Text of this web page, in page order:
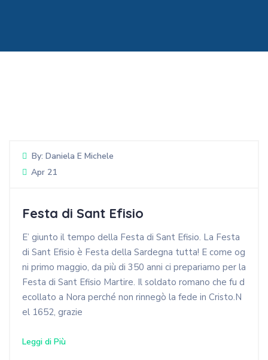
By: Daniela E Michele
Apr 21
Festa di Sant Efisio
E’ giunto il tempo della Festa di Sant Efisio. La Festa
di Sant Efisio è Festa della Sardegna tutta! E come og
ni primo maggio, da più di 350 anni ci prepariamo per la
Festa di Sant Efisio Martire. Il soldato romano che fu d
ecollato a Nora perché non rinnegò la fede in Cristo.N
el 1652, grazie
Leggi di Più